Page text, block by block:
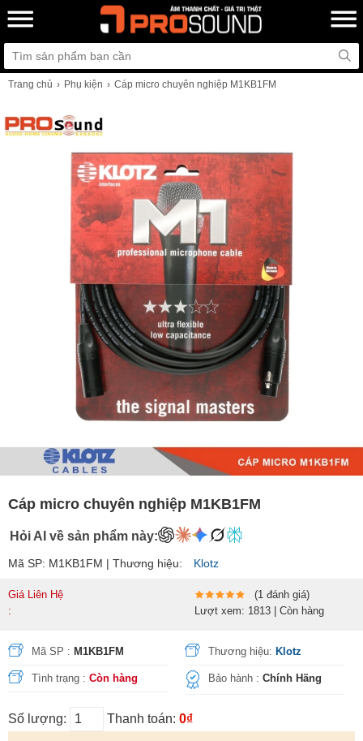
Trang chủ Phụ kiện Cáp micro chuyên nghiệp M1KB1FM
Cáp micro chuyên nghiệp M1KB1FM
Hỏi AI về sản phẩm này:
Mã SP: M1KB1FM | Thương hiệu: Klotz
Giá Liên Hệ
:
(1 đánh giá)
Lượt xem: 1813 | Còn hàng
Mã SP : M1KB1FM Thương hiệu: Klotz
Tình trạng : Còn hàng Bảo hành :Chính Hãng
Số lượng: Thanh toán: 0₫